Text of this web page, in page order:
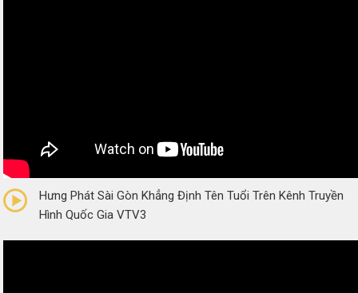
(0 Reviews)
Hưng Phát Sài Gòn Khẳng Định Tên Tuổi Trên Kênh Truyền
Hình Quốc Gia VTV3